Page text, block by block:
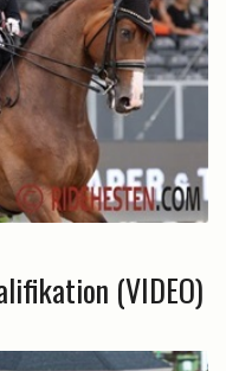
(VIDEO)